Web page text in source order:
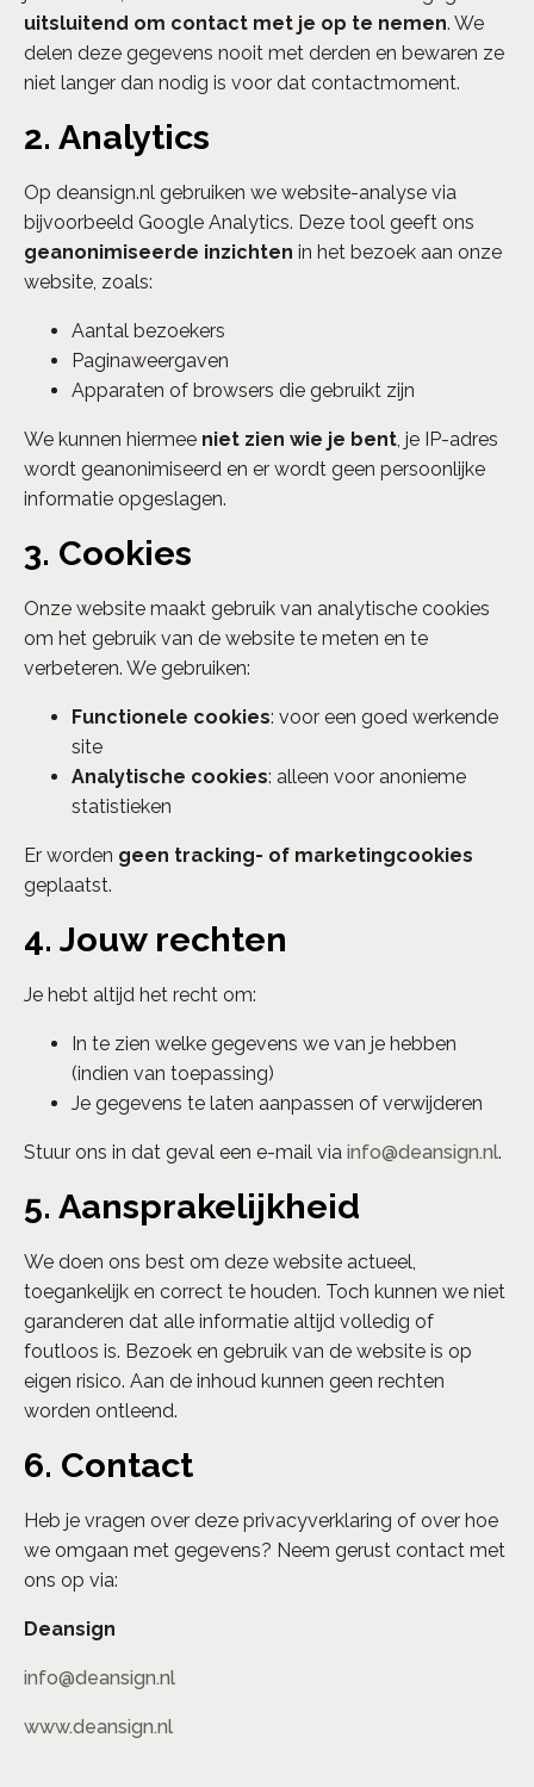
uitsluitend om contact met je op te nemen. We
delen deze gegevens nooit met derden en bewaren ze
niet langer dan nodig is voor dat contactmoment.
2. Analytics
Op deansign.nl gebruiken we website-analyse via
bijvoorbeeld Google Analytics. Deze tool geeft ons
geanonimiseerde inzichten in het bezoek aan onze
website, zoals:
Aantal bezoekers
Paginaweergaven
Apparaten of browsers die gebruikt zijn
We kunnen hiermee niet zien wie je bent, je IP-adres
wordt geanonimiseerd en er wordt geen persoonlijke
informatie opgeslagen.
3. Cookies
Onze website maakt gebruik van analytische cookies
om het gebruik van de website te meten en te
verbeteren. We gebruiken:
Functionele cookies: voor een goed werkende
site
Analytische cookies: alleen voor anonieme
statistieken
Er worden geen tracking- of marketingcookies
geplaatst.
4. Jouw rechten
Je hebt altijd het recht om:
In te zien welke gegevens we van je hebben
(indien van toepassing)
Je gegevens te laten aanpassen of verwijderen
Stuur ons in dat geval een e-mail via info@deansign.nl.
5. Aansprakelijkheid
We doen ons best om deze website actueel,
toegankelijk en correct te houden. Toch kunnen we niet
garanderen dat alle informatie altijd volledig of
foutloos is. Bezoek en gebruik van de website is op
eigen risico. Aan de inhoud kunnen geen rechten
worden ontleend.
6. Contact
Heb je vragen over deze privacyverklaring of over hoe
we omgaan met gegevens? Neem gerust contact met
ons op via:
Deansign
info@deansign.nl
www.deansign.nl